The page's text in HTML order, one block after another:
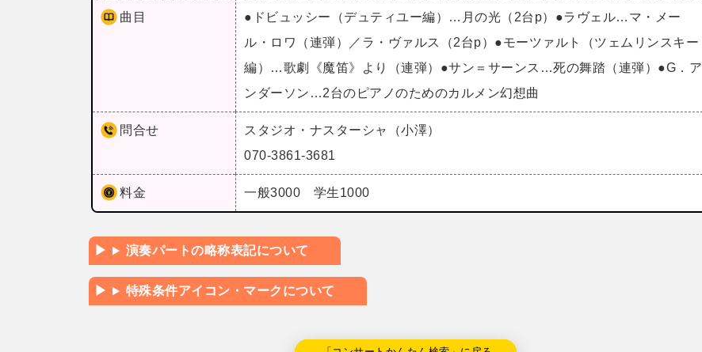
曲目
●ドビュッシー（デュティユー編）…月の光（2台p）●ラヴェル…マ・メー
ル・ロワ（連弾）／ラ・ヴァルス（2台p）●モーツァルト（ツェムリンスキー
編）…歌劇《魔笛》より（連弾）●サン＝サーンス…死の舞踏（連弾）●G．ア
ンダーソン…2台のピアノのためのカルメン幻想曲
問合せ
スタジオ・ナスターシャ（小澤）
070-3861-3681
料金 一般3000 学生1000
演奏パートの略称表記について
特殊条件アイコン・マークについて